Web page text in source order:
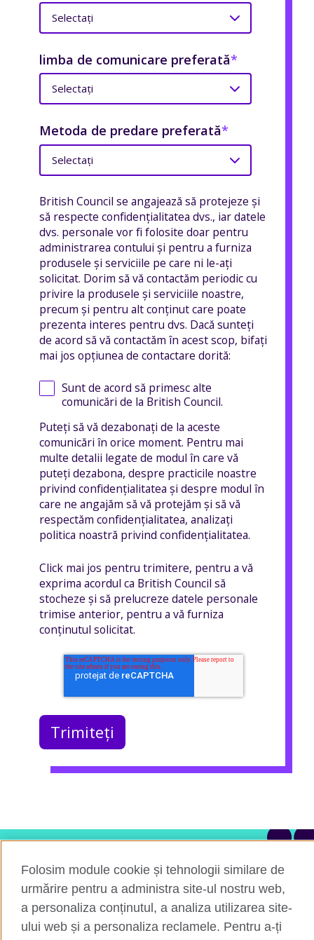
limba de comunicare preferată*
Metoda de predare preferată*
British Council se angajează să protejeze și
să respecte confidențialitatea dvs., iar datele
dvs. personale vor fi folosite doar pentru
administrarea contului și pentru a furniza
produsele și serviciile pe care ni le-ați
solicitat. Dorim să vă contactăm periodic cu
privire la produsele și serviciile noastre,
precum și pentru alt conținut care poate
prezenta interes pentru dvs. Dacă sunteți
de acord să vă contactăm în acest scop, bifați
mai jos opțiunea de contactare dorită:
Sunt de acord să primesc alte
comunicări de la British Council.
Puteți să vă dezabonați de la aceste
comunicări în orice moment. Pentru mai
multe detalii legate de modul în care vă
puteți dezabona, despre practicile noastre
privind confidențialitatea și despre modul în
care ne angajăm să vă protejăm și să vă
respectăm confidențialitatea, analizați
politica noastră privind confidențialitatea.
Click mai jos pentru trimitere, pentru a vă
exprima acordul ca British Council să
stocheze și să prelucreze datele personale
trimise anterior, pentru a vă furniza
conținutul solicitat.
Ai întrebări?
Vorbește cu un membru al echipei noastre.
Folosim module cookie și tehnologii similare de
urmărire pentru a administra site-ul nostru web,
a personaliza conținutul, a analiza utilizarea site-
ului web și a personaliza reclamele. Pentru a-ți